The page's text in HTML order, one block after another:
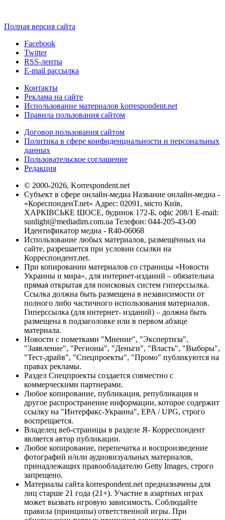
Полная версия сайта
Facebook
Twitter
RSS-ленты
E-mail рассылка
Контакты
Реклама на сайте
Использование материалов korrespondent.net
Правила пользования сайтом
Договор пользования сайтом
Политика в сфере конфиденциальности и персональных
данных
Пользовательское соглашение
Редакция
© 2000-2026, Korrespondent.net
Субъект в сфере онлайн-медиа Название онлайн-медиа -
«КореспонденТ.net» Адрес: 02091, місто Київ,
ХАРКІВСЬКЕ ШОСЕ, будинок 172-Б, офіс 208/1 E-mail:
sunlight@mediadim.com.ua Телефон: 044-205-43-00
Идентификатор медиа - R40-06068
Использование любых материалов, размещённых на
сайте, разрешается при условии ссылки на
Корреспондент.net.
При копировании материалов со страницы «Новости
Украины и мира», для интернет-изданий – обязательна
прямая открытая для поисковых систем гиперссылка.
Ссылка должна быть размещена в независимости от
полного либо частичного использования материалов.
Гиперссылка (для интернет- изданий) – должна быть
размещена в подзаголовке или в первом абзаце
материала.
Новости с пометками "Мнение", "Экспертиза",
"Заявление", "Регионы", "Деньги", "Власть", "Выборы",
"Тест-драйв", "Спецпроекты", "Промо" публикуются на
правах рекламы.
Раздел Спецпроекты создается совместно с
коммерческими партнерами.
Любое копирование, публикация, републикация и
другое распространение информации, которое содержит
ссылку на "Интерфакс-Украина", EPA / UPG, строго
воспрещается.
Владелец веб-страницы в разделе Я- Корреспондент
является автор публикации.
Любое копирование, перепечатка и воспроизведение
фотографий и/или аудиовизуальных материалов,
принадлежащих правообладателю Getty Images, строго
запрещено.
Материалы сайта korrespondent.net предназначены для
лиц старше 21 года (21+). Участие в азартных играх
может вызвать игровую зависимость. Соблюдайте
правила (принципы) ответственной игры. При